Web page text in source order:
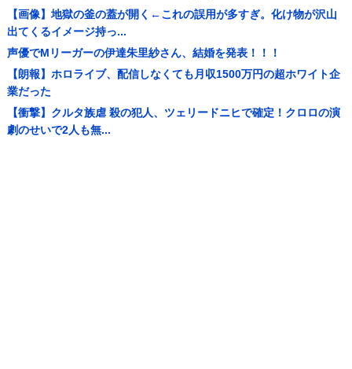
【画像】地獄の釜の蓋が開く←これの誤用が多すぎ。化け物が沢山
出てくるイメージ持っ...
声優でMリーガーの伊達朱里紗さん、結婚を発表！！！
【朗報】ホロライブ、配信しなくても月収1500万円の超ホワイト企
業だった
【衝撃】クルタ族虐 殺の犯人、ツェリードニヒで確定！クロロの演
劇のせいで2人も無...